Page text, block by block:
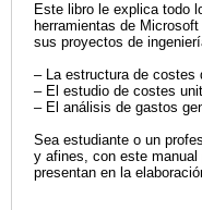
Este libro le explica todo
herramientas de
sus proyectos de
– La estructura de costes
– El estudio de costes
– El análisis de gastos
Sea estudiante o un
y afines, con este
presentan en la